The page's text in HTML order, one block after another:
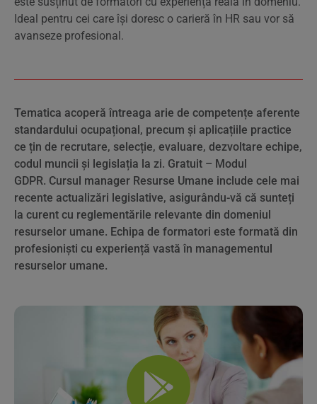
Ideal pentru cei care își doresc o carieră în HR sau vor să
avanseze profesional.
Tematica acoperă întreaga arie de competențe aferente
standardului ocupațional, precum și aplicațiile practice
ce țin de recrutare, selecție, evaluare, dezvoltare echipe,
codul muncii și legislația la zi. Gratuit – Modul
GDPR. Cursul manager Resurse Umane include cele mai
recente actualizări legislative, asigurându-vă că sunteți
la curent cu reglementările relevante din domeniul
resurselor umane. Echipa de formatori este formată din
profesioniști cu experiență vastă în managementul
resurselor umane.